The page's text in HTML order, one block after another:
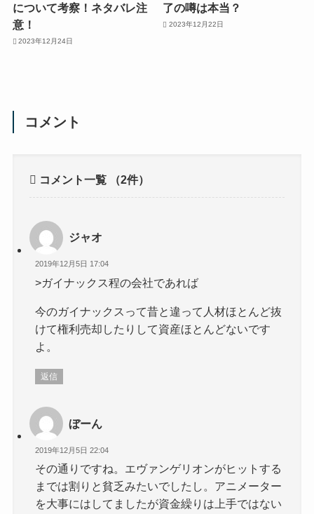
について考察！ネタバレ注
意！
2023年12月24日
了の噂は本当？
2023年12月22日
コメント
コメント一覧 （2件）
ジャオ
2019年12月5日 17:04
>ガイナックス程の会社であれば
今のガイナックスって昔と違って人材ほとんど抜
けて権利売却したりして資産ほとんどないです
よ。
返信
ぼーん
2019年12月5日 22:04
その通りですね。エヴァンゲリオンがヒットする
までは割りと貧乏みたいでしたし。アニメーター
を大事にはしてましたが資金繰りは上手ではない